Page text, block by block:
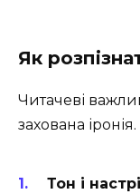
Як
Читачеві
захована іронія.
Тон і